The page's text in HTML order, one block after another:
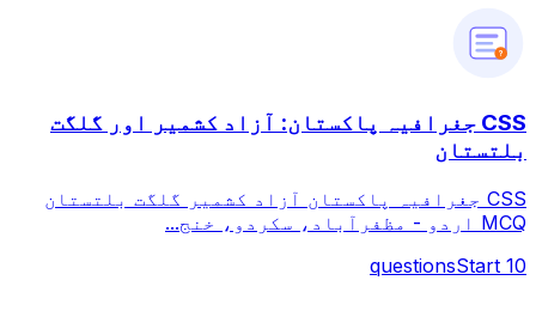
?
CSS جغرافیہ پاکستان: آزاد کشمیر اور گلگت
بلتستان
CSS جغرافیہ پاکستان آزاد کشمیر گلگت بلتستان
MCQ اردو - مظفرآباد، سکردو، خنج...
10
questionsStart